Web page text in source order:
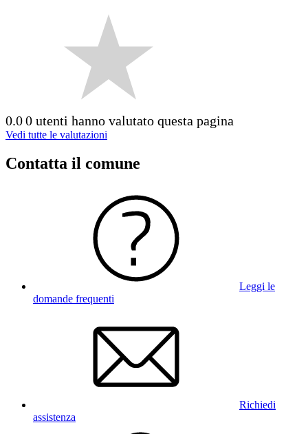
0.00 utenti hanno valutato questa pagina
Vedi tutte le valutazioni
Contatta il comune
Leggi le
domande frequenti
Richiedi
assistenza